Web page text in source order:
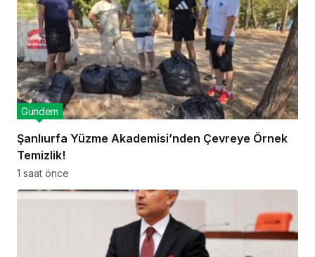
Şanlıurfa Yüzme Akademisi’nden Çevreye Örnek
Temizlik!
Gündem
1 saat önce